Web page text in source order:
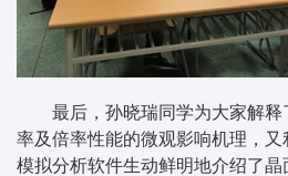
最后，孙晓瑞同学为大家解释
率及倍率性能的微观影响机理，又
模拟分析软件生动鲜明地介绍了